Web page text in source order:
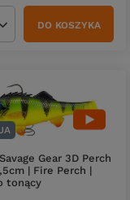
produktówDO KOSZYKA
Gear 3D Perch
| Fire Perch |
tonący